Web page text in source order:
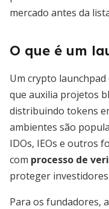
mercado antes da
O que é um
Um crypto
que auxilia projetos
distribuindo tokens
ambientes são
IDOs, IEOs e outros
com processo de
proteger investidores.
Para os fundadores,